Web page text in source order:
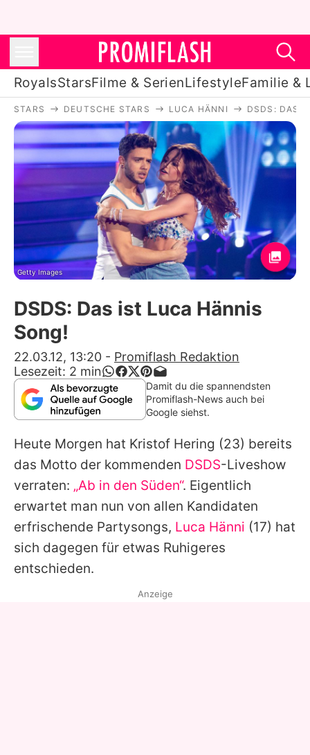
RoyalsStarsFilme & SerienLifestyleFamilie &
Royals
Stars
Filme & Serien
Lifestyle
Familie & Liebe
Promiflash Exklusiv
Alle Themen auf Promiflash
App runterladen
Team
Redaktionelle Richtlinien
Impressum
Datenschutzerklärung
Nutzungsbedingungen
Utiq verwalten
STARS DEUTSCHE STARS LUCA HÄNNI DSDS: DAS
Getty Images
DSDS: Das ist Luca Hännis
Song!
22.03.12, 13:20 - Promiflash Redaktion
Lesezeit: 2 min
Damit du die spannendsten
Promiflash-News auch bei
Google siehst.
Heute Morgen hat Kristof Hering (23) bereits
das Motto der kommenden DSDS-Liveshow
verraten: „Ab in den Süden“. Eigentlich
erwartet man nun von allen Kandidaten
erfrischende Partysongs, Luca Hänni (17) hat
sich dagegen für etwas Ruhigeres
entschieden.
Anzeige